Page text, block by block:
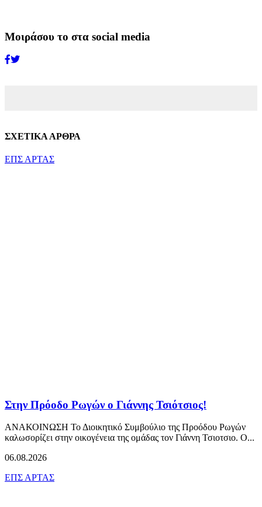
Μοιράσου το στα social media
ΣΧΕΤΙΚΑ ΑΡΘΡΑ
ΕΠΣ ΑΡΤΑΣ
Στην Πρόοδο Ρωγών ο Γιάννης Τσιότσιος!
ΑΝΑΚΟΙΝΩΣΗ Το Διοικητικό Συμβούλιο της Προόδου Ρωγών
καλωσορίζει στην οικογένεια της ομάδας τον Γιάννη Τσιοτσιο. Ο...
06.08.2026
ΕΠΣ ΑΡΤΑΣ